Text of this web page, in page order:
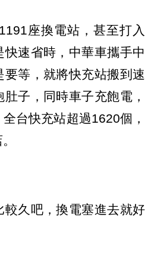
座換電站，甚至打入
速省時，中華車攜手中
等，就將快充站搬到速
子，同時車子充飽電，
台快充站超過1620個，
較久吧，換電塞進去就好